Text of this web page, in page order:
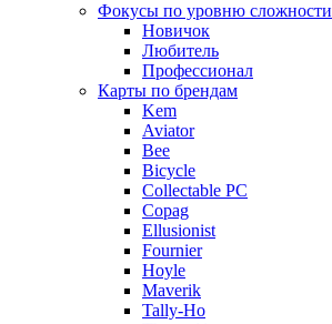
Фокусы по уровню сложности
Новичок
Любитель
Профессионал
Карты по брендам
Kem
Aviator
Bee
Bicycle
Collectable PC
Copag
Ellusionist
Fournier
Hoyle
Maverik
Tally-Ho